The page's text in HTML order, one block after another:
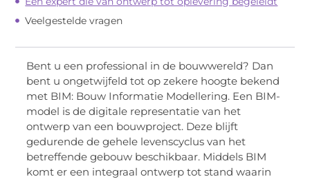
Veelgestelde vragen
Bent u een professional in de bouwwereld? Dan
bent u ongetwijfeld tot op zekere hoogte bekend
met BIM: Bouw Informatie Modellering. Een BIM-
model is de digitale representatie van het
ontwerp van een bouwproject. Deze blijft
gedurende de gehele levenscyclus van het
betreffende gebouw beschikbaar. Middels BIM
komt er een integraal ontwerp tot stand waarin